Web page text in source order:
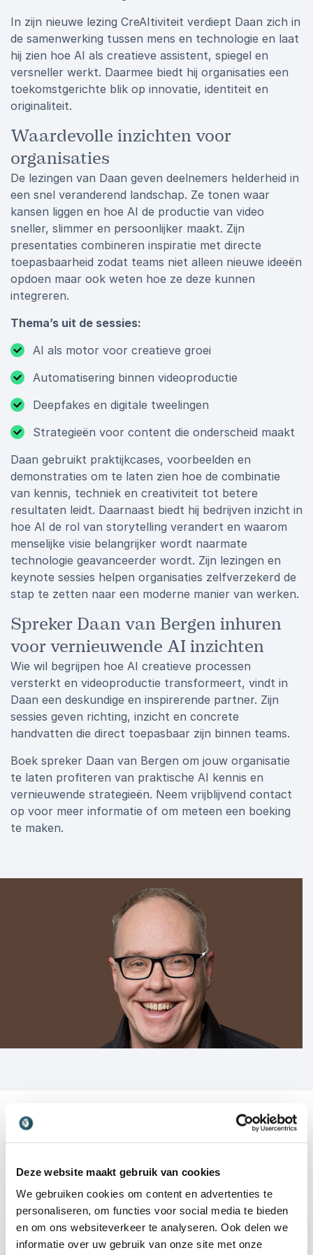
Deze website maakt gebruik van cookies
We gebruiken cookies om content en advertenties te
personaliseren, om functies voor social media te bieden
en om ons websiteverkeer te analyseren. Ook delen we
informatie over uw gebruik van onze site met onze
In zijn nieuwe lezing CreAItiviteit verdiept Daan zich in
de samenwerking tussen mens en technologie en laat
hij zien hoe AI als creatieve assistent, spiegel en
versneller werkt. Daarmee biedt hij organisaties een
toekomstgerichte blik op innovatie, identiteit en
originaliteit.
Waardevolle inzichten voor
organisaties
De lezingen van Daan geven deelnemers helderheid in
een snel veranderend landschap. Ze tonen waar
kansen liggen en hoe AI de productie van video
sneller, slimmer en persoonlijker maakt. Zijn
presentaties combineren inspiratie met directe
toepasbaarheid zodat teams niet alleen nieuwe ideeën
opdoen maar ook weten hoe ze deze kunnen
integreren.
Thema’s uit de sessies:
AI als motor voor creatieve groei
Automatisering binnen videoproductie
Deepfakes en digitale tweelingen
Strategieën voor content die onderscheid maakt
Daan gebruikt praktijkcases, voorbeelden en
demonstraties om te laten zien hoe de combinatie
van kennis, techniek en creativiteit tot betere
resultaten leidt. Daarnaast biedt hij bedrijven inzicht in
hoe AI de rol van storytelling verandert en waarom
menselijke visie belangrijker wordt naarmate
technologie geavanceerder wordt. Zijn lezingen en
keynote sessies helpen organisaties zelfverzekerd de
stap te zetten naar een moderne manier van werken.
Spreker Daan van Bergen inhuren
voor vernieuwende AI inzichten
Wie wil begrijpen hoe AI creatieve processen
versterkt en videoproductie transformeert, vindt in
Daan een deskundige en inspirerende partner. Zijn
sessies geven richting, inzicht en concrete
handvatten die direct toepasbaar zijn binnen teams.
Boek spreker Daan van Bergen om jouw organisatie
te laten profiteren van praktische AI kennis en
vernieuwende strategieën. Neem vrijblijvend contact
op voor meer informatie of om meteen een boeking
te maken.
Lezingen
LEZING VAN SPREKER DAAN VAN BERGEN